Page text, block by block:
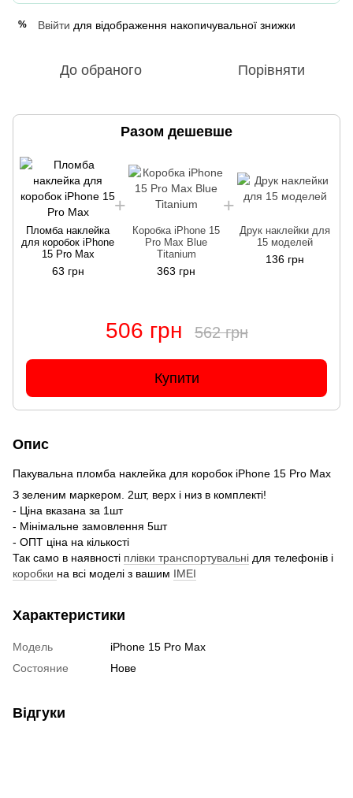
% Ввійти для відображення накопичувальної знижки
До обраного Порівняти
Разом дешевше
Пломба наклейка
для коробок iPhone
15 Pro Max
63 грн
Коробка iPhone 15
Pro Max Blue
Titanium
363 грн
Друк наклейки для
15 моделей
136 грн
506 грн 562 грн
Купити
Опис
Пакувальна пломба наклейка для коробок iPhone 15 Pro Max
З зеленим маркером. 2шт, верх і низ в комплекті!
- Ціна вказана за 1шт
- Мінімальне замовлення 5шт
- ОПТ ціна на кількості
Так само в наявності плівки транспортувальні для телефонів і
коробки на всі моделі з вашим IMEI
Характеристики
Модель
iPhone 15 Pro Max
Состояние
Нове
Відгуки